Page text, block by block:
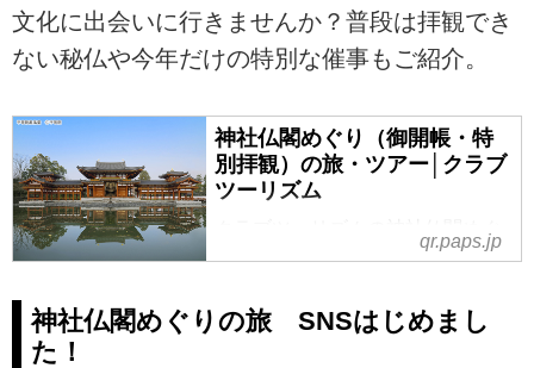
文化に出会いに行きませんか？普段は拝観でき
ない秘仏や今年だけの特別な催事もご紹介。
神社仏閣めぐり（御開帳・特
別拝観）の旅・ツアー│クラブ
ツーリズム
り（御開帳・特別拝観）の旅・ツ
りサポート。お寺や神社をめぐっ
て古の文化に出会いに行きません
qr.paps.jp
神社仏閣めぐりの旅 SNSはじめまし
た！